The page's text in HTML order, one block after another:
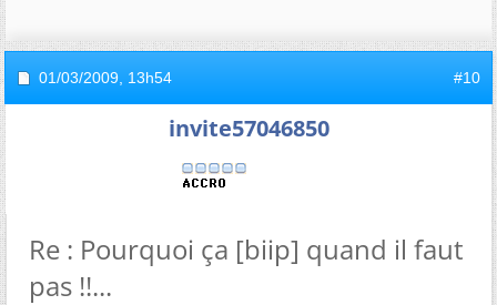
01/03/2009, 13h54 #10
invite57046850
Re : Pourquoi ça [biip] quand il faut
pas !!...